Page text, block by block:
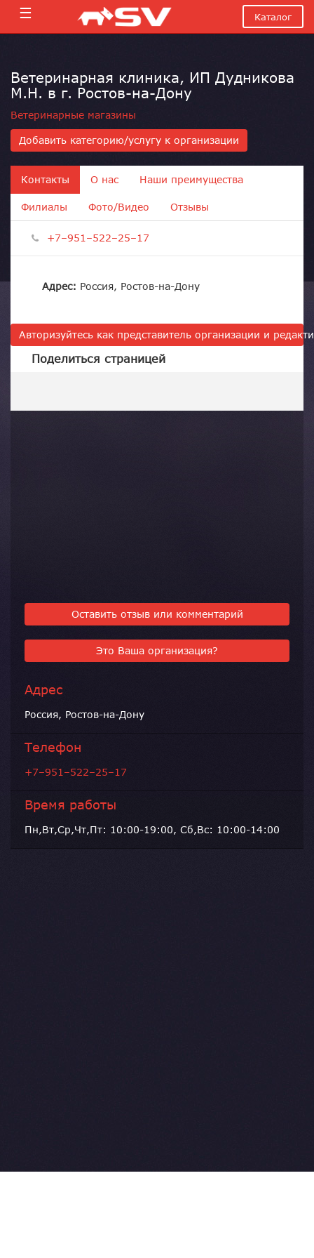
☰ Каталог
Ветеринарная клиника, ИП Дудникова
М.Н. в г. Ростов-на-Дону
Ветеринарные магазины
Добавить категорию/услугу к организации
Контакты О нас Наши преимущества
Филиалы Фото/Видео Отзывы
+7–951–522–25–17
Адрес: Россия, Ростов-на-Дону
Авторизуйтесь как представитель организации и
Поделиться страницей
Оставить отзыв или комментарий
Это Ваша организация?
Адрес
Россия, Ростов-на-Дону
Телефон
+7–951–522–25–17
Время работы
Пн,Вт,Ср,Чт,Пт: 10:00-19:00, Сб,Вс: 10:00-14:00